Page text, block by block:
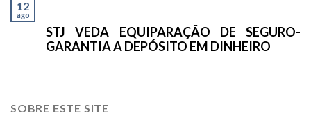
12
ago
STJ VEDA EQUIPARAÇÃO DE SEGURO-
GARANTIA A DEPÓSITO EM DINHEIRO
SOBRE ESTE SITE